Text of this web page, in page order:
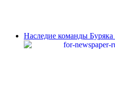
Наследие команды